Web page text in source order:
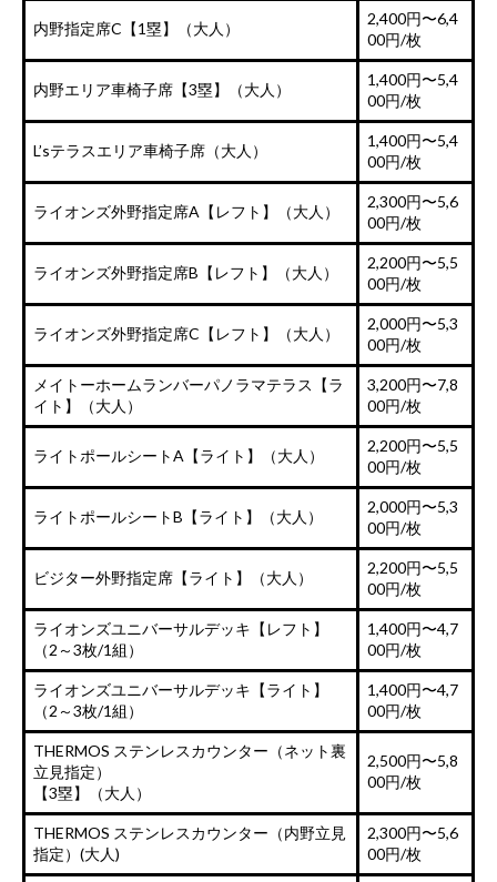
内野指定席C【1塁】（大人）
2,400円〜6,4
00円/枚
内野エリア車椅子席【3塁】（大人）
1,400円〜5,4
00円/枚
L’sテラスエリア車椅子席（大人）
1,400円〜5,4
00円/枚
ライオンズ外野指定席A【レフト】（大人）
2,300円〜5,6
00円/枚
ライオンズ外野指定席B【レフト】（大人）
2,200円〜5,5
00円/枚
ライオンズ外野指定席C【レフト】（大人）
2,000円〜5,3
00円/枚
メイトーホームランバーパノラマテラス【ラ
イト】（大人）
3,200円〜7,8
00円/枚
ライトポールシートA【ライト】（大人）
2,200円〜5,5
00円/枚
ライトポールシートB【ライト】（大人）
2,000円〜5,3
00円/枚
ビジター外野指定席【ライト】（大人）
2,200円〜5,5
00円/枚
ライオンズユニバーサルデッキ【レフト】
（2～3枚/1組）
1,400円〜4,7
00円/枚
ライオンズユニバーサルデッキ【ライト】
（2～3枚/1組）
1,400円〜4,7
00円/枚
THERMOS ステンレスカウンター（ネット裏
立見指定）
【3塁】（大人）
2,500円〜5,8
00円/枚
THERMOS ステンレスカウンター（内野立見
指定）(大人)
2,300円〜5,6
00円/枚